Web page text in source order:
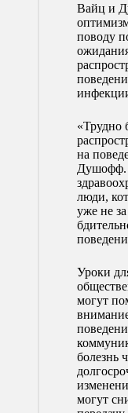
Вайц и
поводу
«Трудно
на
Душофф.
люди,
уже не
Уроки
могут
болезнь
могут